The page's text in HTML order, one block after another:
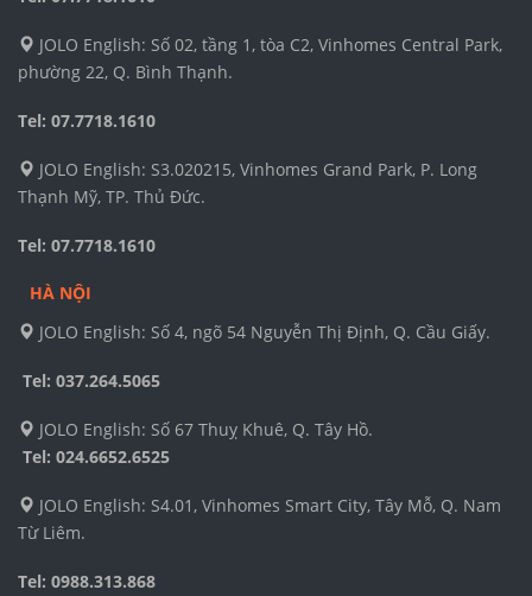
JOLO English: Số 02, tầng 1, tòa C2, Vinhomes Central Park,
phường 22, Q. Bình Thạnh.
Tel: 07.7718.1610
JOLO English: S3.020215, Vinhomes Grand Park, P. Long
Thạnh Mỹ, TP. Thủ Đức.
Tel: 07.7718.1610
HÀ NỘI
JOLO English: Số 4, ngõ 54 Nguyễn Thị Định, Q. Cầu Giấy.
Tel: 037.264.5065
JOLO English: Số 67 Thuỵ Khuê, Q. Tây Hồ.
Tel: 024.6652.6525
JOLO English: S4.01, Vinhomes Smart City, Tây Mỗ, Q. Nam
Từ Liêm.
Tel: 0988.313.868